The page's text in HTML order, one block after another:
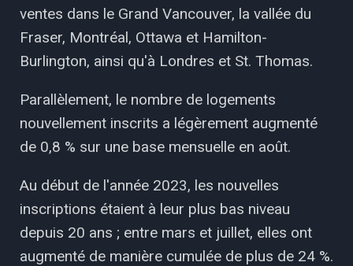
ventes dans le Grand Vancouver, la vallée du
Fraser, Montréal, Ottawa et Hamilton-
Burlington, ainsi qu'à Londres et St. Thomas.
Parallèlement, le nombre de logements
nouvellement inscrits a légèrement augmenté
de 0,8 % sur une base mensuelle en août.
Au début de l'année 2023, les nouvelles
inscriptions étaient à leur plus bas niveau
depuis 20 ans ; entre mars et juillet, elles ont
augmenté de manière cumulée de plus de 24 %.